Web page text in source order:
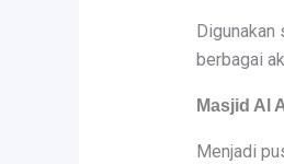
berbagai
Masjid Al
Menjadi